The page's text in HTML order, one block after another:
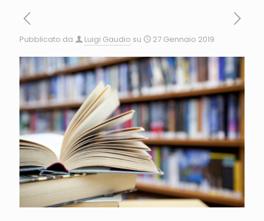
Pubblicato da Luigi Gaudio su 27 Gennaio 2019